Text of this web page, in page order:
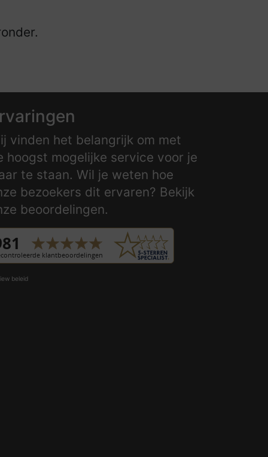
vinden het belangrijk om met
hoogst mogelijke service voor je
te staan. Wil je weten hoe
bezoekers dit ervaren? Bekijk
beoordelingen.
beleid